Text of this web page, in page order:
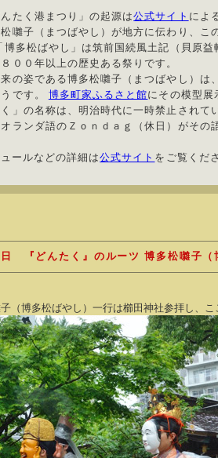
たく港まつり」の起源は公式サイト によ
囃子（まつばやし）が地方に伝わり、こ
博多松ばやし」は筑前国続風土記（貝原
００年以上の歴史ある祭りです。
来の姿である博多松囃子（まつばやし）
です。 博多町家ふるさと館にその模型展
」の名称は、明治時代に一時禁止され
ランダ語のＺｏｎｄａｇ（休日）がその
ールなどの詳細は公式サイト をご覧くだ
『どんたく』のルーツ 博多松囃子
（博多松ばやし）一行は櫛田神社参拝し、